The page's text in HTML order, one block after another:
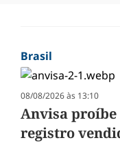
Brasil
08/08/2026 às 13:10
Anvisa proíbe
registro